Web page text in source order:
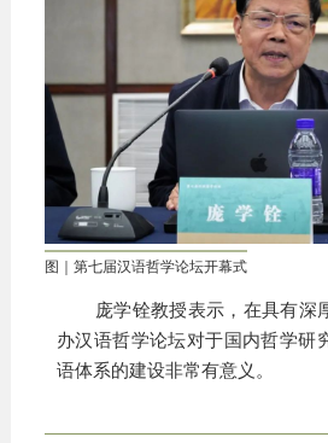
图｜第七届汉语哲学论坛开幕式
庞学铨教授表示，在具有深
办汉语哲学论坛对于国内哲学研
语体系的建设非常有意义。